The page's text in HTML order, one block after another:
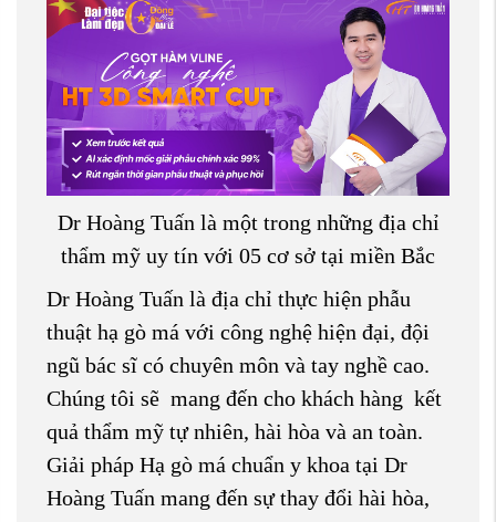
Dr Hoàng Tuấn là một trong những địa chỉ
thẩm mỹ uy tín với 05 cơ sở tại miền Bắc
Dr Hoàng Tuấn là địa chỉ thực hiện phẫu
thuật hạ gò má với công nghệ hiện đại, đội
ngũ bác sĩ có chuyên môn và tay nghề cao.
Chúng tôi sẽ mang đến cho khách hàng kết
quả thẩm mỹ tự nhiên, hài hòa và an toàn.
Giải pháp Hạ gò má chuẩn y khoa tại Dr
Hoàng Tuấn mang đến sự thay đổi hài hòa,